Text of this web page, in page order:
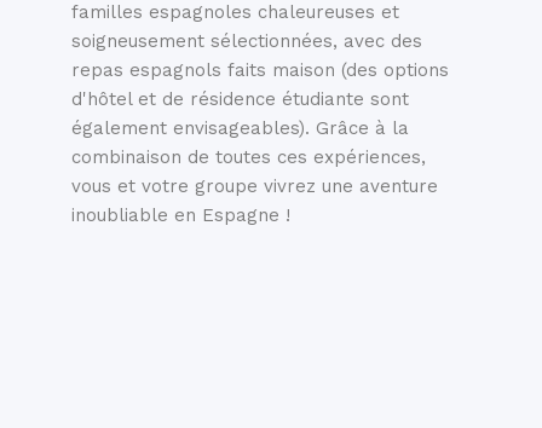
familles espagnoles chaleureuses et
soigneusement sélectionnées, avec des
repas espagnols faits maison (des options
d'hôtel et de résidence étudiante sont
également envisageables). Grâce à la
combinaison de toutes ces expériences,
vous et votre groupe vivrez une aventure
inoubliable en Espagne !